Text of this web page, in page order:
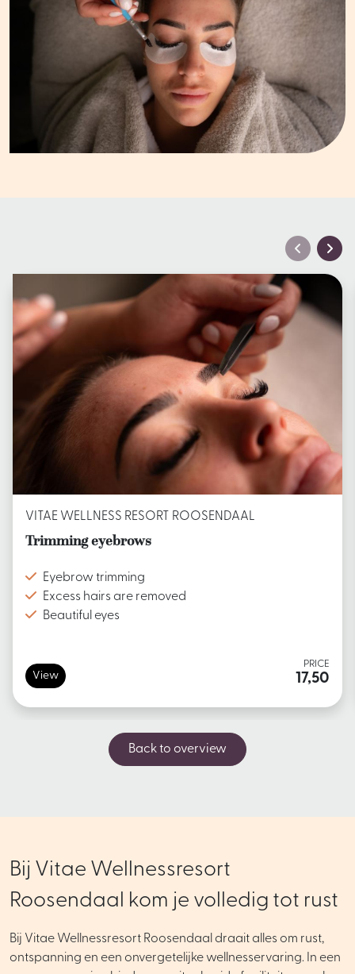
VITAE WELLNESS RESORT ROOSENDAAL
Trimming eyebrows
Eyebrow trimming
Excess hairs are removed
Beautiful eyes
View
PRICE
17,50
Back to overview
Bij Vitae Wellnessresort
Roosendaal kom je volledig tot rust
Bij Vitae Wellnessresort Roosendaal draait alles om rust,
ontspanning en een onvergetelijke wellnesservaring. In een